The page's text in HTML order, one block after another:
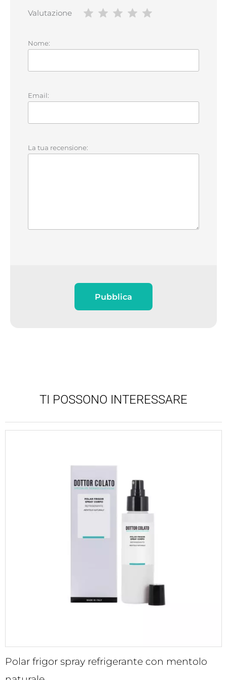
Valutazione
Nome:
Email:
La tua recensione:
Pubblica
TI POSSONO INTERESSARE
Polar frigor spray refrigerante con mentolo